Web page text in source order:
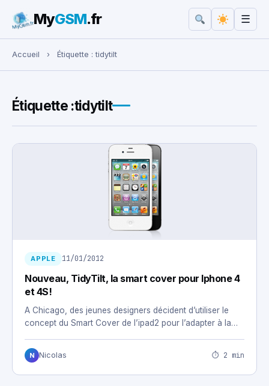
Rechercher :
MyGSM.fr ☰
Accueil › Étiquette :tidytilt
Étiquette :tidytilt
APPLE 11/01/2012
Nouveau, TidyTilt, la smart cover pour Iphone 4
et 4S!
A Chicago, des jeunes designers décident d’utiliser le
concept du Smart Cover de l’ipad2 pour l’adapter à la…
N Nicolas ⏱ 2 min